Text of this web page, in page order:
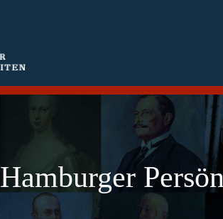
Hamburger